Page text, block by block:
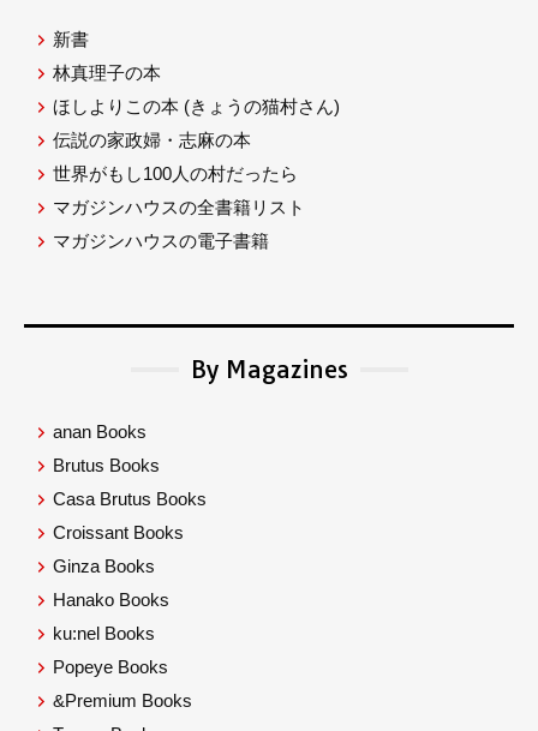
新書
林真理子の本
ほしよりこの本 (きょうの猫村さん)
伝説の家政婦・志麻の本
世界がもし100人の村だったら
マガジンハウスの全書籍リスト
マガジンハウスの電子書籍
By Magazines
anan Books
Brutus Books
Casa Brutus Books
Croissant Books
Ginza Books
Hanako Books
ku:nel Books
Popeye Books
&Premium Books